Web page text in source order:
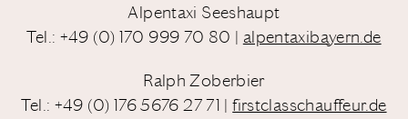
Alpentaxi Seeshaupt
Tel.: +49 (0) 170 999 70 80 | alpentaxibayern.de
Ralph Zoberbier
Tel.: +49 (0) 176 5676 27 71 |firstclasschauffeur.de